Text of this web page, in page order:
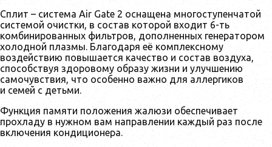
Сплит – система Air Gate 2 оснащена многоступенчатой
системой очистки, в состав которой входит 6-ть
комбинированных фильтров, дополненных генератором
холодной плазмы. Благодаря её комплексному
воздействию повышается качество и состав воздуха,
способствуя здоровому образу жизни и улучшению
самочувствия, что особенно важно для аллергиков
и семей с детьми.
Функция памяти положения жалюзи обеспечивает
прохладу в нужном вам направлении каждый раз после
включения кондиционера.